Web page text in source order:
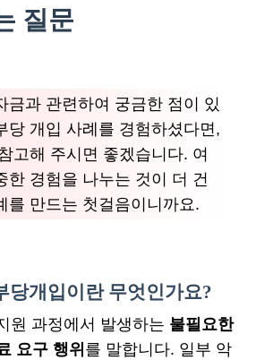
질문
금과 관련하여 궁금한 점이 있
당 개입 사례를 경험하셨다면,
고해 주시면 좋겠습니다. 여
한 경험을 나누는 것이 더 건
를 만드는 첫걸음이니까요.
당개입이란 무엇인가요?
원 과정에서 발생하는 불필요한
요구 행위 를 말합니다. 일부 악